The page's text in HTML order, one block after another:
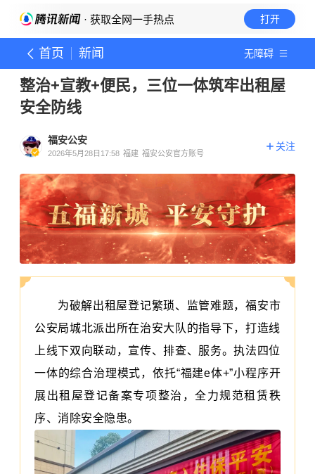
· 获取全网一手热点 打开
首页 新闻 无障碍
整治+宣教+便民，三位一体筑牢出租屋
安全防线
福安公安
2026年5月28日17:58 福建 福安公安官方账号
关注
为破解出租屋登记繁琐、监管难题，福安市
公安局城北派出所在治安大队的指导下，打造线
上线下双向联动，宣传、排查、服务。执法四位
一体的综合治理模式，依托“福建e体+”小程序开
展出租屋登记备案专项整治，全力规范租赁秩
序、消除安全隐患。